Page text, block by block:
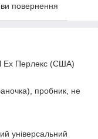
повернення
Ex Перлекс (США)
пробник, не
універсальний